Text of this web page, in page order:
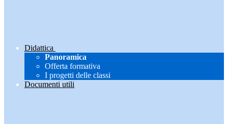
Didattica
Panoramica
Offerta formativa
I progetti delle classi
Documenti utili